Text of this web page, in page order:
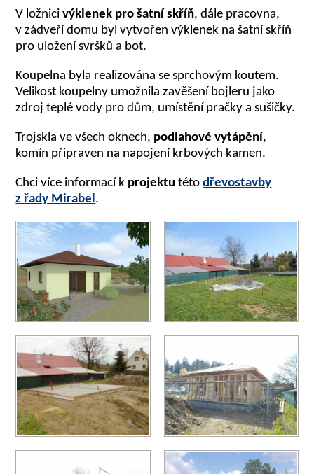
V ložnicivýklenek pro šatní skříň, dále pracovna,
v zádveří domu byl vytvořen výklenek na šatní skříň
pro uložení svršků a bot.
Koupelna byla realizována se sprchovým koutem.
Velikost koupelny umožnila zavěšení bojleru jako
zdroj teplé vody pro dům, umístění pračky a sušičky.
Trojskla ve všech oknech, podlahové vytápění,
komín připraven na napojení krbových kamen.
Chci více informací k projektu tétodřevostavby
z řady Mirabel .